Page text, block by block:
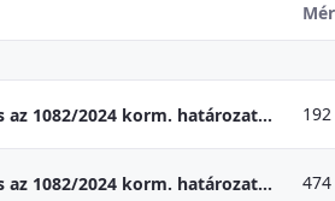
2025 évi adatszolgáltatás az 1082/2024 korm. határozat alapján
2023 évi adatszolgáltatás az 1082/2024 korm. határozat alapján 474